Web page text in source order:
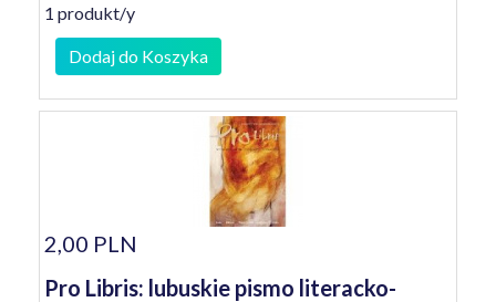
1 produkt/y
Dodaj do Koszyka
2,00 PLN
Pro Libris: lubuskie pismo literacko-